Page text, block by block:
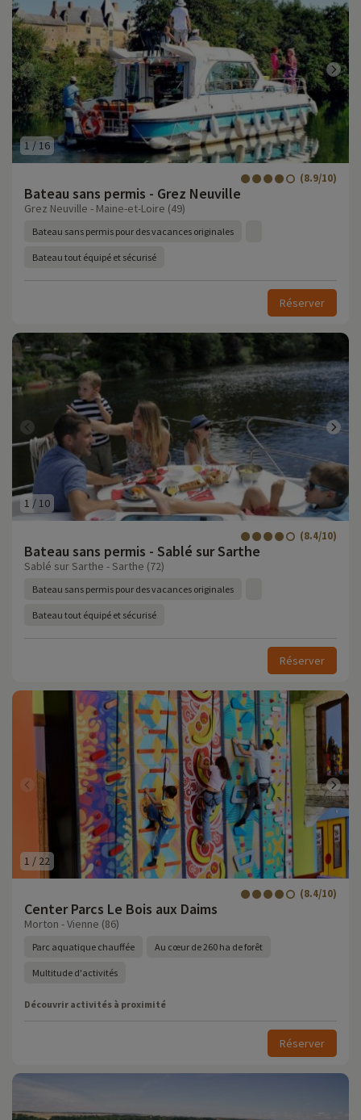
1 /16
Bateau sans permis - Grez Neuville
(8.9/10)
Grez Neuville - Maine-et-Loire (49)
Bateau sans permis pour des vacances originales
Bateau tout équipé et sécurisé
Réserver
1 / 10
Bateau sans permis - Sablé sur Sarthe
(8.4/10)
Sablé sur Sarthe - Sarthe (72)
Bateau sans permis pour des vacances originales
Bateau tout équipé et sécurisé
Réserver
1 / 22
Center Parcs Le Bois aux Daims
(8.4/10)
Morton - Vienne (86)
Parc aquatique chauffée Au cœur de 260 ha de forêt
Multitude d'activités
Découvrir activités à proximité
Réserver